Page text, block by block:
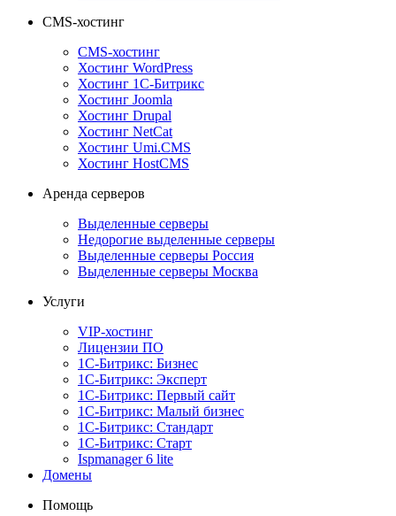
CMS-хостинг
CMS-хостинг
Хостинг WordPress
Хостинг 1С-Битрикс
Хостинг Joomla
Хостинг Drupal
Хостинг NetCat
Хостинг Umi.CMS
Хостинг HostCMS
Аренда серверов
Выделенные серверы
Недорогие выделенные серверы
Выделенные серверы Россия
Выделенные серверы Москва
Услуги
VIP-хостинг
Лицензии ПО
1С-Битрикс: Бизнес
1С-Битрикс: Эксперт
1С-Битрикс: Первый сайт
1С-Битрикс: Малый бизнес
1С-Битрикс: Стандарт
1С-Битрикс: Старт
Ispmanager 6 lite
Домены
Помощь